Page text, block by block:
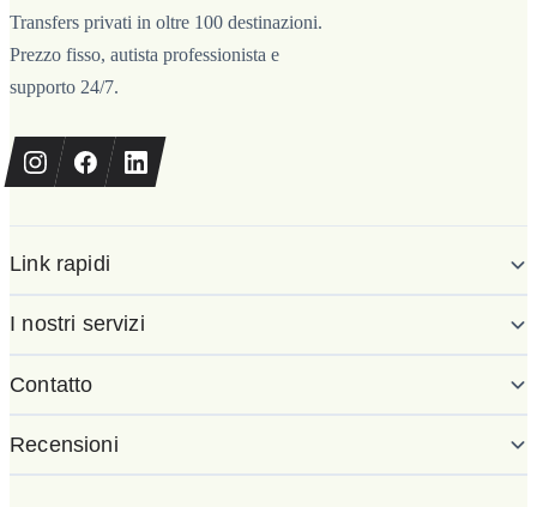
Transfers privati in oltre 100 destinazioni.
Prezzo fisso, autista professionista e
supporto 24/7.
Link rapidi
I nostri servizi
Contatto
Recensioni